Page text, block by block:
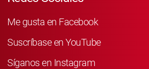
Me gusta en Facebook
Suscríbase en YouTube
Síganos en Instagram